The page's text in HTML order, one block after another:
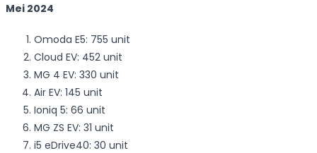
Mei 2024
Omoda E5: 755 unit
Cloud EV: 452 unit
MG 4 EV: 330 unit
Air EV: 145 unit
Ioniq 5: 66 unit
MG ZS EV: 31 unit
i5 eDrive40: 30 unit